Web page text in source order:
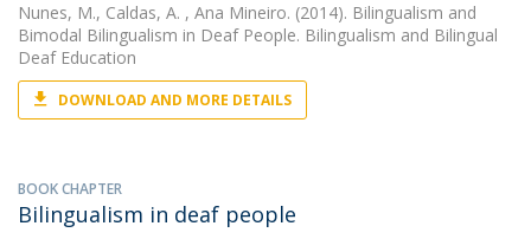
Nunes, M., Caldas, A. , Ana Mineiro. (2014). Bilingualism and
Bimodal Bilingualism in Deaf People. Bilingualism and Bilingual
Deaf Education
DOWNLOAD AND MORE DETAILS
BOOK CHAPTER
Bilingualism in deaf people